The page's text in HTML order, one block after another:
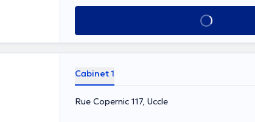
Voir tout
Cabinet 1
Rue Copernic 117, Uccle